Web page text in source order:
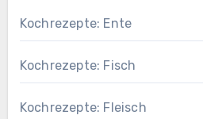
Kochrezepte: Ente
Kochrezepte: Fisch
Kochrezepte: Fleisch